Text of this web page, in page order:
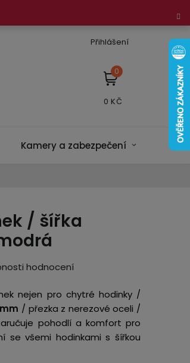
Přihlášení
NÁKUPNÍ
KOŠÍK
Kamery a zabezpečení
/ šířka
hodnocení
nejen pro chytré hodinky /
/ přezka z nerezové oceli /
pohodlí a komfort pro
se všemi hodinkami s šířkou